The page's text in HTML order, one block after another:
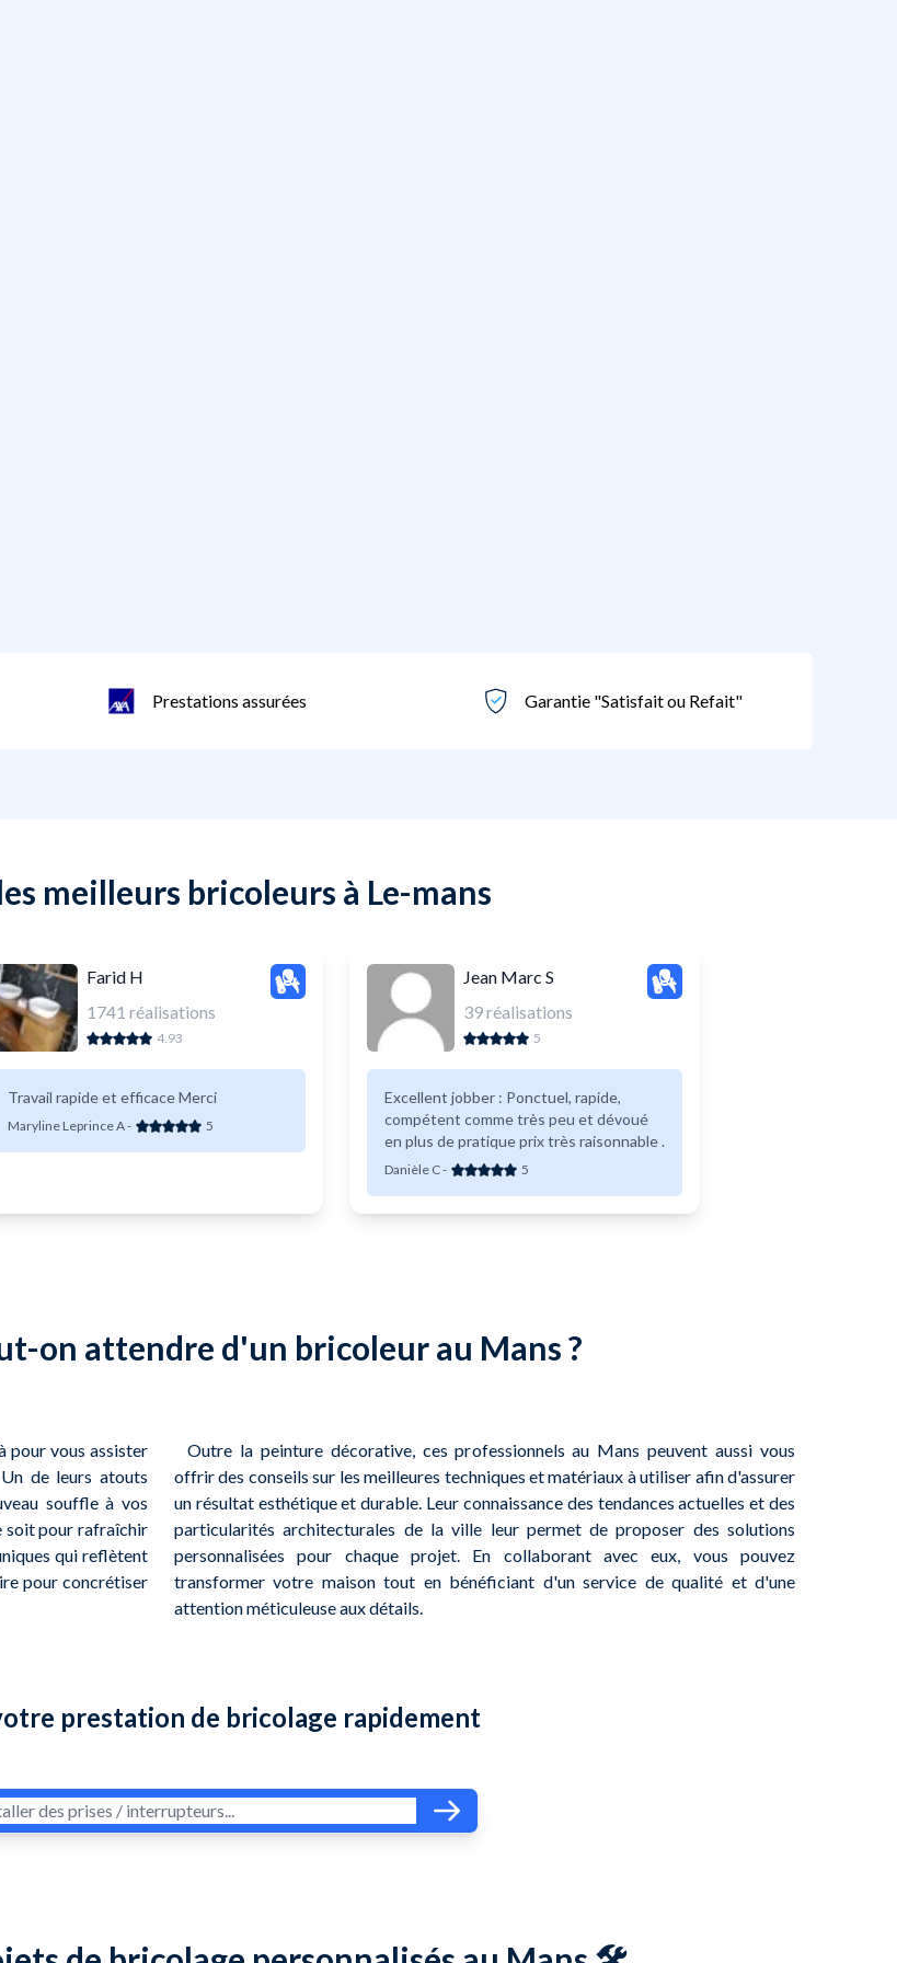
Prestations assurées Garantie "Satisfait ou Refait"
meilleurs bricoleurs à Le-mans
Farid H
1741 réalisations
4.93
Travail rapide et efficace Merci
Maryline Leprince A- 5
Jean Marc S
39réalisations
5
Excellent jobber : Ponctuel, rapide,
compétent comme très peu et dévoué
en plus de pratique prix très raisonnable .
Danièle C- 5
on attendre d'un bricoleur au Mans ?
pour vous assister
de leurs atouts
souffle à vos
soit pour rafraîchir
qui reflètent
pour concrétiser
Outre la peinture décorative, ces professionnels au Mans peuvent aussi vous
offrir des conseils sur les meilleures techniques et matériaux à utiliser afin d'assurer
un résultat esthétique et durable. Leur connaissance des tendances actuelles et des
particularités architecturales de la ville leur permet de proposer des solutions
personnalisées pour chaque projet. En collaborant avec eux, vous pouvez
transformer votre maison tout en bénéficiant d'un service de qualité et d'une
attention méticuleuse aux détails.
prestation de bricolage rapidement